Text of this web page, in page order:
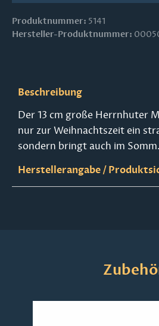
Produktnummer: 5141
Hersteller-Produktnummer:
Beschreibung
Der 13 cm große Herrnhuter
nur zur Weihnachtszeit ein
sondern bringt auch im
Herstellerangabe /
Produktgalerie